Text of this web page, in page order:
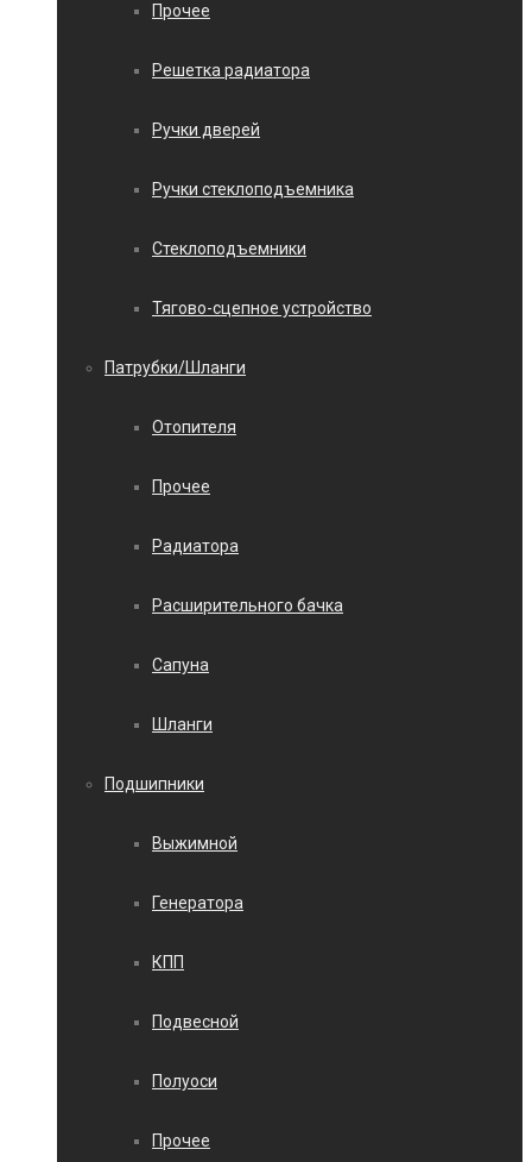
Прочее
Решетка радиатора
Ручки дверей
Ручки стеклоподъемника
Стеклоподъемники
Тягово-сцепное устройство
Патрубки/Шланги
Отопителя
Прочее
Радиатора
Расширительного бачка
Сапуна
Шланги
Подшипники
Выжимной
Генератора
КПП
Подвесной
Полуоси
Прочее